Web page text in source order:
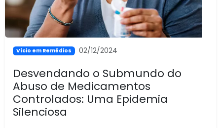
Vício em Remédios 02/12/2024
Desvendando o Submundo do
Abuso de Medicamentos
Controlados: Uma Epidemia
Silenciosa